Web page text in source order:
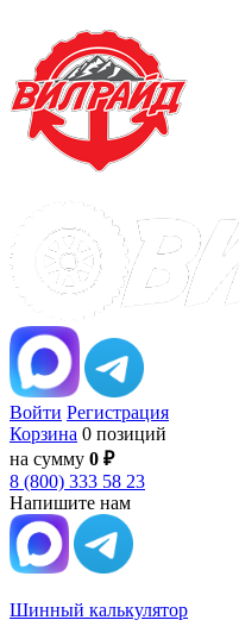
Войти Регистрация
Корзина 0 позиций
на сумму 0 ₽
8 (800) 333 58 23
Напишите нам
Шинный калькулятор